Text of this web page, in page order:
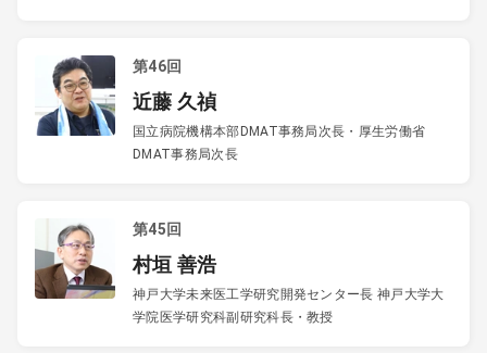
第46回
近藤 久禎
国立病院機構本部DMAT事務局次長・厚生労働省
DMAT事務局次長
第45回
村垣 善浩
神戸大学未来医工学研究開発センター長 神戸大学大
学院医学研究科副研究科長・教授